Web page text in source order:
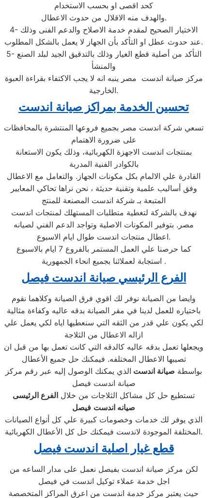
كحد اقصى او بحسب الاستخدام
والهدف منه الاقلال من حدوث الاعطال.
4- الاختيار الصحيح لمقدم خدمة الاصلاح والدعم الفنى وذلك
عند حدوث عطل او التأكد بأن الجهاز لا يعمل بالشكل المطلوب.
5- التأكد من أصلية قطع الغيار وذلك بالتدقيق الجيد لبلد الصنع
والمنشأ
مركز صيانة اندست مصر ينبه انه لا يجب الاكتفاء بقراءة العبوة
الخارجية.
تحسين الخدمة بمراكز صيانة اندست
تسعي شركة اندست مصر بجميع فروعها المنتشرة بالمحافظات
على ضرورة الاهتمام
بمنتجات اندست الاجهزة الكهربائية، وذلك يكون الاستعانة
بالكوادر الفنية المدربة
القادرة علي الالمام بكل مكونات الجهاز. والتعامل مع الاعطال
وفق أساليب علمية وتقنية حديثة ، نحن نراها تحاكي المعايير
المتبعة بـ شركة اندست المصنعة للمنتج
نهدف بالشركة لتغطية متطلبات المستهلك لمنتجات اندست
مصر. بتوفير المكونات الاصلية وتواجد الدعم الفني لصيانه
اعطال منتجات اندست طوال ايام الاسبوع.
كما حرصنا علي العمل المستمر بالفروع 7 ايام بالاسبوع
استجابة لعملائنا بجميع انحاء الجمهورية .
الفرع الرئيسي صيانة اندست فيصل
وايضا من الصيانة نوفر لك اقوي فرق الصيانة وكلاهما نقوم
باختياره للعمل لدينا في مقر الصيانة بدقه عاليه وكفاءة مثالية
لكي يكون علي قدر من الثقه التي سنعطيها اياه لكي يعمل علي
ازاله الاعطال من الثلاجة
ويجعلها تعمل بدقه عاليه كالدقه التي كانت تعمل بها من قبل ان
تصيبها الاعطال المختلفه. فيمكنك حل جميع الأعطال
بواسطة صيانة اندست الذي يمكنك الوصول إليه عبر رقم مركز
صيانة اندست فيصل
تستطيع حل كل مشاكل الثلاجات من خلال الفرع الرئيسى
صيانه اندست فيصل
الذي يوفر لك خدمات وخصومات كبيرة علي كل أنواع الصيانات
المختلفة الموجودة لاندست فيمكنك حل كل الأعطال الكهربائية.
قطع غيار اصلية اندست فيصل
لكن مركز صيانة اندست بفيصل نعمل على مدار الساعه من
اجل خدمة عملاء توكيل اندست في فيصل
حيث يعتبر مركز خدمة اندست من اعرق المراكز المتخصصة